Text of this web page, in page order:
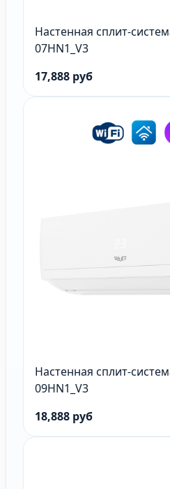
Настенная сплит-
07HN1_V3
17,888 руб
Настенная сплит-
09HN1_V3
18,888 руб